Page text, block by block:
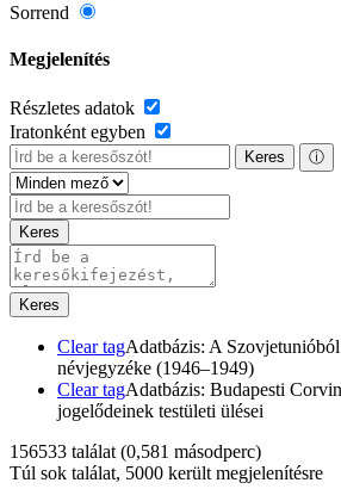
Sorrend
Megjelenítés
Részletes adatok
Iratonként egyben
Keres ⓘ
Keres
Keres
Clear tagAdatbázis: A
névjegyzéke (1946–1949)
Clear tagAdatbázis: Budapesti
jogelődeinek testületi ülései
156533 találat (0,581 másodperc)
Túl sok találat, 5000 került megjelenítésre